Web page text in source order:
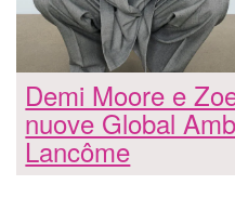
Demi Moore e
nuove Global
Lancôme